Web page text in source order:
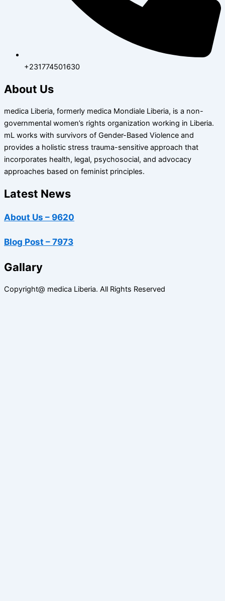
+231774501630
About Us
medica Liberia, formerly medica Mondiale Liberia, is a non-
governmental women’s rights organization working in Liberia.
mL works with survivors of Gender-Based Violence and
provides a holistic stress trauma-sensitive approach that
incorporates health, legal, psychosocial, and advocacy
approaches based on feminist principles.
Latest News
About Us – 9620
Blog Post – 7973
Gallary
Copyright@ medica Liberia. All Rights Reserved